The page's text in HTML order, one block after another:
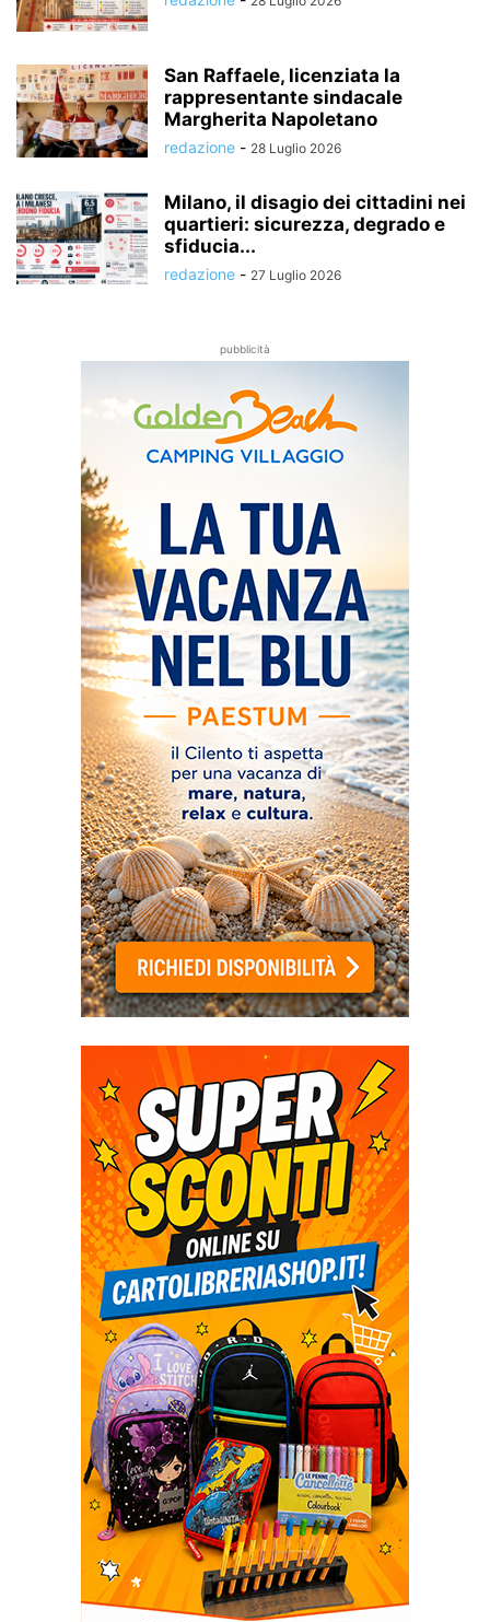
San Raffaele, licenziata la
rappresentante sindacale
Margherita Napoletano
redazione - 28 Luglio 2026
Milano, il disagio dei cittadini nei
quartieri: sicurezza, degrado e
sfiducia...
redazione - 27 Luglio 2026
pubblicità